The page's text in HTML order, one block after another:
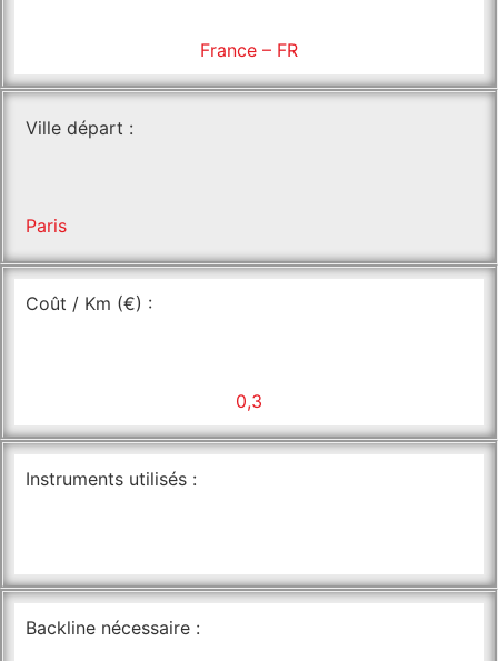
France – FR
Ville départ :
Paris
Coût / Km (€) :
0,3
Instruments utilisés :
Backline nécessaire :